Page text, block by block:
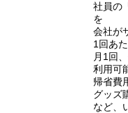
社員の
を
会社が
1回あ
月1回
利用可
帰省費
グッズ
など、